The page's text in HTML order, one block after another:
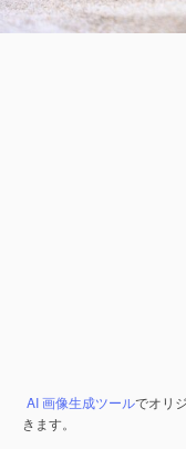
AI 画像生成ツールでオリ
きます。